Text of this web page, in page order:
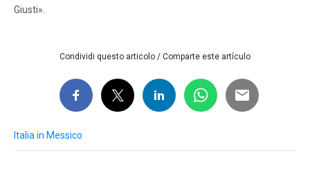
Giusti».
Condividi questo articolo / Comparte este artículo
Italia in Messico